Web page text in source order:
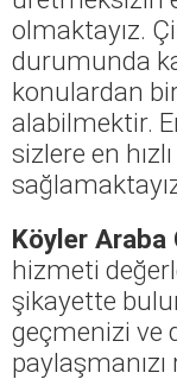
olmaktayız.
durumunda
konulardan
alabilmektir.
sizlere en
Köyler Araba
hizmeti
şikayette
geçmenizi ve
paylaşmanızı